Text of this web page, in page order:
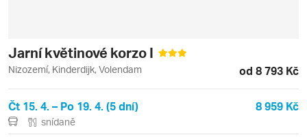
Jarní květinové korzo I
Nizozemí, Kinderdijk, Volendam od 8 793 Kč
Čt 15. 4. – Po 19. 4. (5 dní) 8 959 Kč
snídaně